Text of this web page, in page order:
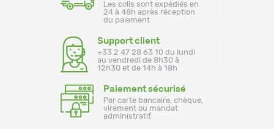
Les colis sont expédiés en
24 à 48h après réception
du paiement
Support client
+33 2 47 28 63 10 du lundi
au vendredi de 8h30 à
12h30 et de 14h à 18h
Paiement sécurisé
Par carte bancaire, chèque,
virement ou mandat
administratif.